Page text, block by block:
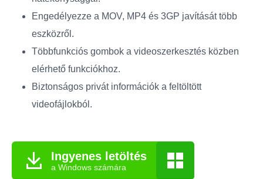
Engedélyezze a MOV, MP4 és 3GP javítását több
eszközről.
Többfunkciós gombok a videoszerkesztés közben
elérhető funkciókhoz.
Biztonságos privát információk a feltöltött
videofájlokból.
Ingyenes letöltés
a Windows számára